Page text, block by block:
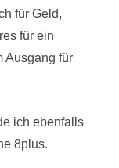
für Geld,
für ein
Ausgang für
ich ebenfalls
8plus.